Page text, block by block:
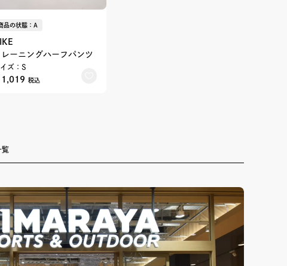
品の状態：A
レーニングハーフパンツ
ズ：S
税込
覧